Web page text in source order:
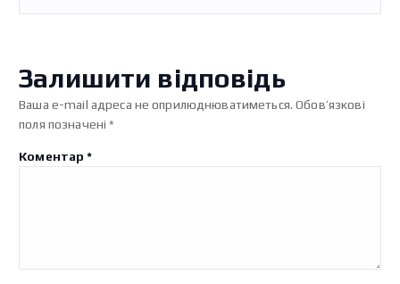
Залишити відповідь
Ваша e-mail адреса не оприлюднюватиметься. Обов’язкові
поля позначені*
Коментар*